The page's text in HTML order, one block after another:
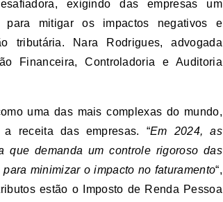
exigindo das empresas um
para mitigar os impactos negativos e
tributária. Nara Rodrigues, advogada
Financeira, Controladoria e Auditoria
uma das mais complexas do mundo,
receita das empresas. “Em 2024, as
que demanda um controle rigoroso das
minimizar o impacto no faturamento“,
estão o Imposto de Renda Pessoa